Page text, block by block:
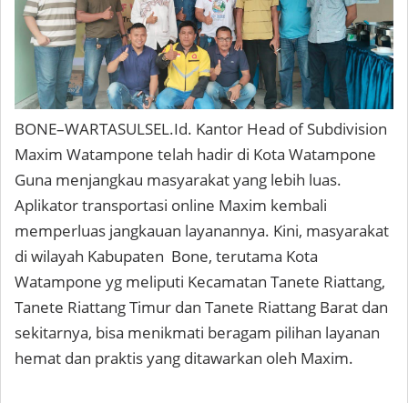
BONE–WARTASULSEL.Id. Kantor Head of Subdivision
Maxim Watampone telah hadir di Kota Watampone
Guna menjangkau masyarakat yang lebih luas.
Aplikator transportasi online Maxim kembali
memperluas jangkauan layanannya. Kini, masyarakat
di wilayah Kabupaten Bone, terutama Kota
Watampone yg meliputi Kecamatan Tanete Riattang,
Tanete Riattang Timur dan Tanete Riattang Barat dan
sekitarnya, bisa menikmati beragam pilihan layanan
hemat dan praktis yang ditawarkan oleh Maxim.